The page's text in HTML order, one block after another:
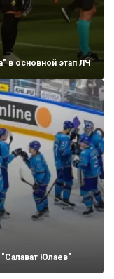
в основной этап ЛЧ
Юлаев"